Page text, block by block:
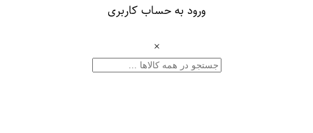
ورود به حساب کاربری
×